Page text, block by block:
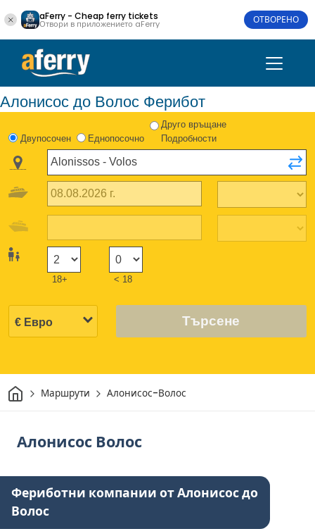
aFerry - Cheap ferry tickets
Отвори в приложението aFerry ОТВОРЕНО
Алонисос до Волос Ферибот
Двупосочен Еднопосочно
Друго връщане
Подробности
18+ < 18
Търсене
Начало
Маршрути Алонисос-Волос
Алонисос Волос
Фериботни компании от Алонисос до
Волос